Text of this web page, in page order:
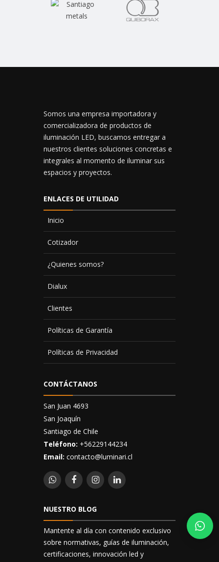
Somos una empresa importadora y
comercializadora de productos de
iluminación LED, buscamos entregar a
nuestros clientes soluciones concretas e
integrales al momento de iluminar sus
espacios y proyectos.
ENLACES DE UTILIDAD
Inicio
Cotizador
¿Quienes somos?
Dialux
Clientes
Políticas de Garantía
Políticas de Privacidad
CONTÁCTANOS
San Juan 4693
San Joaquín
Santiago de Chile
Teléfono: +56229144234
Email: contacto@luminari.cl
NUESTRO BLOG
Mantente al día con contenido exclusivo
sobre normativas, guías de iluminación,
certificaciones, innovación led y